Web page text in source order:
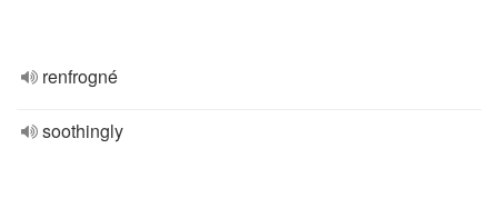
renfrogné
soothingly